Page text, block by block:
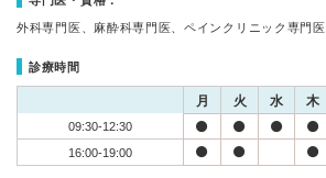
外科専門医、麻酔科専門医、ペインクリニック専門医
診療時間
月 火 水 木
09:30-12:30
16:00-19:00